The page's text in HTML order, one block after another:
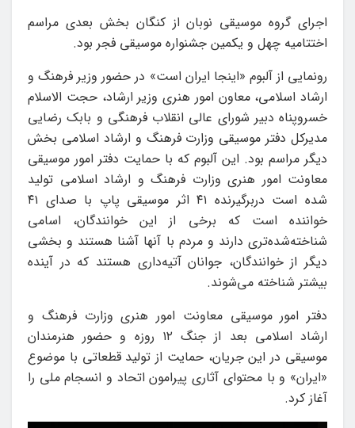
اجرای گروه موسیقی نوبان از کنگان بخش بعدی مراسم
اختتامیه چهل و یکمین جشنواره موسیقی فجر بود.
رونمایی از آلبوم «اینجا ایران است» در حضور وزیر فرهنگ و
ارشاد اسلامی، معاون امور هنری وزیر ارشاد، حجت الاسلام
خسروپناه دبیر شورای عالی انقلاب فرهنگی و بابک رضایی
مدیرکل دفتر موسیقی وزارت فرهنگ و ارشاد اسلامی بخش
دیگر مراسم بود. این آلبوم که با حمایت دفتر امور موسیقی
معاونت امور هنری وزارت فرهنگ و ارشاد اسلامی تولید
شده است دربرگیرنده ۴۱ اثر موسیقی پاپ با صدای ۴۱
خواننده است که برخی از این خوانندگان، اسامی
شناخته‌شده‌تری دارند و مردم با آنها آشنا هستند و بخشی
دیگر از خوانندگان، جوانان آتیه‌داری هستند که در آینده
بیشتر شناخته می‌شوند.
دفتر امور موسیقی معاونت امور هنری وزارت فرهنگ و
ارشاد اسلامی بعد از جنگ ۱۲ روزه و حضور هنرمندان
موسیقی در این جریان، حمایت از تولید قطعاتی با موضوع
«ایران» و با محتوای آثاری پیرامون اتحاد و انسجام ملی را
آغاز کرد.